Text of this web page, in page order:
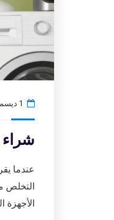
1 ديسمبر، 2025
شراء
عندما
التخلص